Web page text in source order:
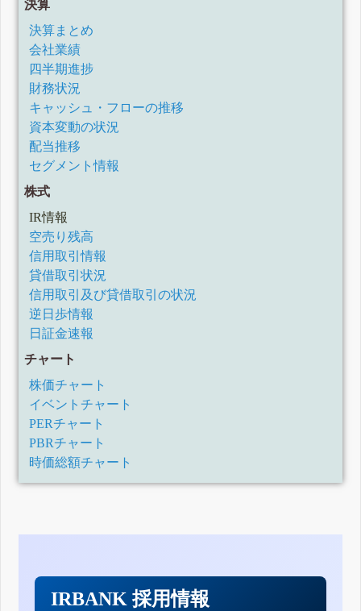
決算
決算まとめ
会社業績
四半期進捗
財務状況
キャッシュ・フローの推移
資本変動の状況
配当推移
セグメント情報
株式
IR情報
空売り残高
信用取引情報
貸借取引状況
信用取引及び貸借取引の状況
逆日歩情報
日証金速報
チャート
株価チャート
イベントチャート
PERチャート
PBRチャート
時価総額チャート
IRBANK 採用情報